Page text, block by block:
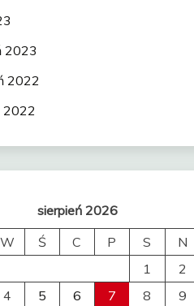
2023
2022
2022
sierpień 2026
W Ś C P S
N
1
2
4 5 6 7 8
9